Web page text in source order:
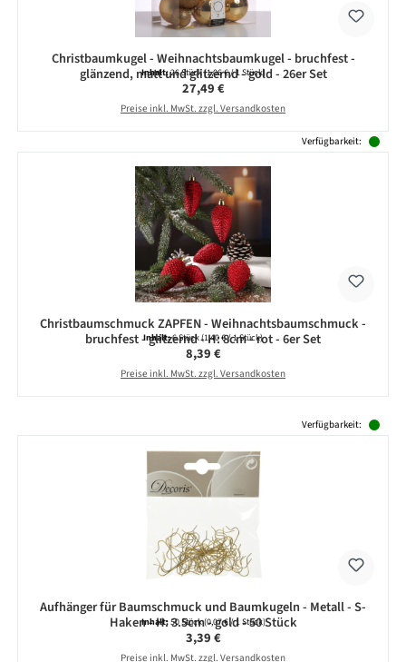
Christbaumkugel - Weihnachtsbaumkugel - bruchfest -
glänzend, matt und glitzernd - gold - 26er Set
Inhalt:26 Stück(1,06 € / 1 Stück)
Regulärer Preis:
27,49 €
Preise inkl. MwSt. zzgl. Versandkosten
Verfügbarkeit:
Christbaumschmuck ZAPFEN - Weihnachtsbaumschmuck -
bruchfest - glitzernd - H: 8cm - rot - 6er Set
Inhalt:6 Stück(1,40 € / 1 Stück)
Regulärer Preis:
8,39 €
Preise inkl. MwSt. zzgl. Versandkosten
Verfügbarkeit:
Aufhänger für Baumschmuck und Baumkugeln - Metall - S-
Haken - H: 3.5cm - gold - 50 Stück
Inhalt:50 Stück(0,07 € / 1 Stück)
Regulärer Preis:
3,39 €
Preise inkl. MwSt. zzgl. Versandkosten